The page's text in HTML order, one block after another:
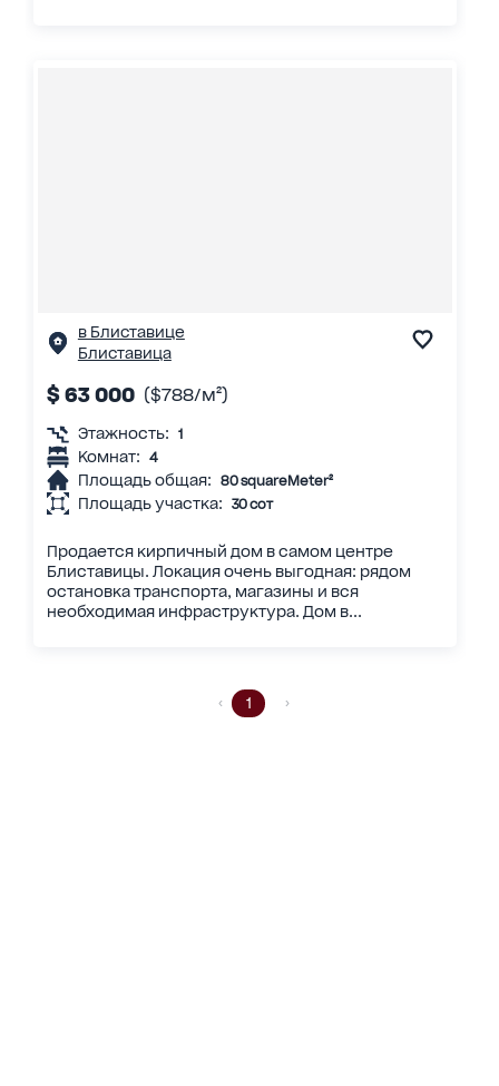
в Блиставице
Блиставица
$ 63 000 ($788/м²)
Этажность: 1
Комнат: 4
Площадь общая: 80 squareMeter²
Площадь участка: 30 сот
Продается кирпичный дом в самом центре
Блиставицы. Локация очень выгодная: рядом
остановка транспорта, магазины и вся
необходимая инфраструктура. Дом в...
1